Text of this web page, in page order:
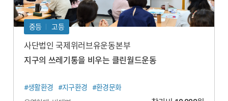
중등 고등
사단법인 국제위러브유운동본부
지구의 쓰레기통을 비우는 클린월드운동
#생활환경 #지구환경
#환경문화